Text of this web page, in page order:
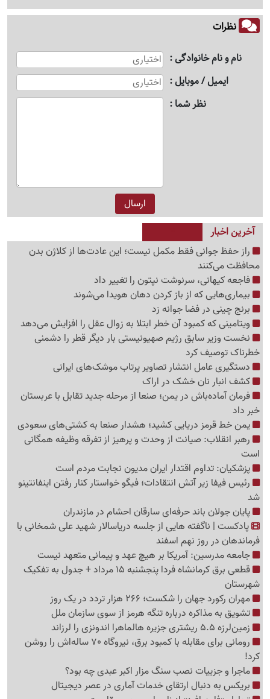
نظرات
نام و نام خانوادگی
ایمیل / موبایل
نظر شما
آخرین اخبار
راز حفظ جوانی فقط مکمل نیست؛ این عادت‌ها از کلاژن بدن
محافظت می‌کنند
فاجعه کیهانی، سرنوشت نپتون را تغییر داد
بیماری‌هایی که از باز کردن دهان هویدا می‌شوند
برنج چینی در فضا جوانه زد
ویتامینی که کمبود آن خطر ابتلا به زوال عقل را افزایش می‌دهد
نخست وزیر سابق رژیم صهیونیستی بار دیگر قطر را دشمنی
خطرناک توصیف کرد
دستگیری عامل انتشار تصاویر پرتاب موشک‌های ایرانی
کشف انبار نان خشک در اراک
فرمان آماده‌باش در یمن؛ صنعا از مرحله جدید تقابل با عربستان
خبر داد
یمن خط قرمز دریایی کشید؛ هشدار صنعا به کشتی‌های سعودی
رهبر انقلاب: صیانت از وحدت و پرهیز از تفرقه وظیفه همگانی
است
پزشکیان: تداوم اقتدار ایران مدیون نجابت مردم است
رئیس فیفا زیر آتش انتقادات؛ فیگو خواستار کنار رفتن اینفانتینو
شد
پایان جولان باند حرفه‌ای سارقان احشام در مازندران
پادکست | ناگفته هایی از جلسه دریاسالار شهید علی شمخانی با
فرماندهان در روز نهم اسفند
جامعه مدرسین: آمریکا بر هیچ عهد و پیمانی متعهد نیست
قطعی برق کرمانشاه فردا پنجشنبه 15 مرداد + جدول به تفکیک
شهرستان
مهران رکورد جهان را شکست؛ 266 هزار تردد در یک روز
تشویق به مذاکره درباره تنگه هرمز از سوی سازمان ملل
زمین‌لرزه 5.5 ریشتری جزیره هالماهرا اندونزی را لرزاند
رومانی برای مقابله با کمبود برق، نیروگاه 70 ساله‌اش را روشن
کرد!
ماجرا و جزییات نصب سنگ مزار اکبر عبدی چه بود؟
بریکس به دنبال ارتقای خدمات آماری در عصر دیجیتال